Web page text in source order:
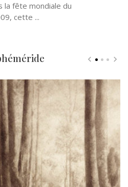
la fête mondiale du
cette ...